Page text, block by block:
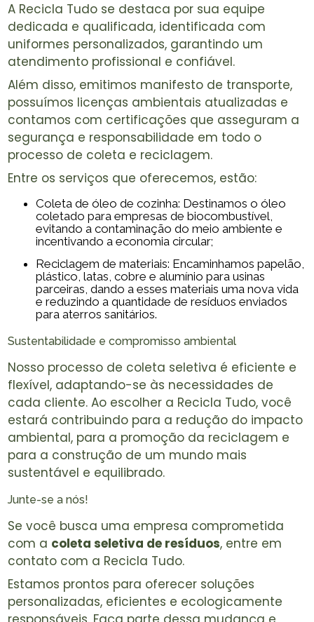
A Recicla Tudo se destaca por sua equipe
dedicada e qualificada, identificada com
uniformes personalizados, garantindo um
atendimento profissional e confiável.
Além disso, emitimos manifesto de transporte,
possuímos licenças ambientais atualizadas e
contamos com certificações que asseguram a
segurança e responsabilidade em todo o
processo de coleta e reciclagem.
Entre os serviços que oferecemos, estão:
Coleta de óleo de cozinha: Destinamos o óleo
coletado para empresas de biocombustível,
evitando a contaminação do meio ambiente e
incentivando a economia circular;
Reciclagem de materiais: Encaminhamos papelão,
plástico, latas, cobre e alumínio para usinas
parceiras, dando a esses materiais uma nova vida
e reduzindo a quantidade de resíduos enviados
para aterros sanitários.
Sustentabilidade e compromisso ambiental
Nosso processo de coleta seletiva é eficiente e
flexível, adaptando-se às necessidades de
cada cliente. Ao escolher a Recicla Tudo, você
estará contribuindo para a redução do impacto
ambiental, para a promoção da reciclagem e
para a construção de um mundo mais
sustentável e equilibrado.
Junte-se a nós!
Se você busca uma empresa comprometida
com a coleta seletiva de resíduos, entre em
contato com a Recicla Tudo.
Estamos prontos para oferecer soluções
personalizadas, eficientes e ecologicamente